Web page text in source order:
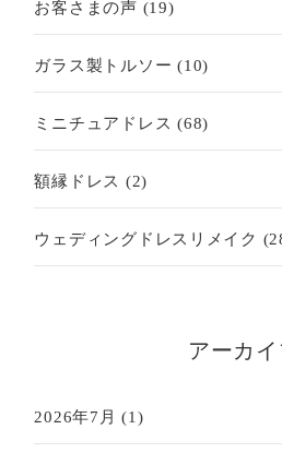
お客さまの声 (19)
ガラス製トルソー (10)
ミニチュアドレス (68)
額縁ドレス (2)
ウェディングドレスリメイク
アーカ
2026年7月 (1)